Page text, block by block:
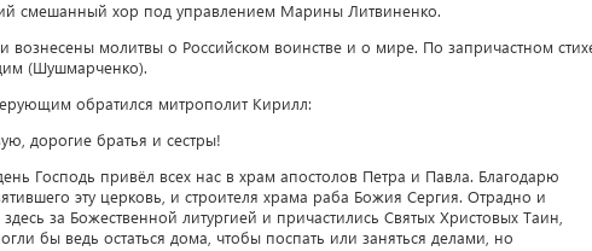
смешанный хор под управлением Марины Литвиненко.
вознесены молитвы о Российском воинстве и о мире. По запричастном
(Шушмарченко).
обратился митрополит Кирилл:
дорогие братья и сестры!
Господь привёл всех нас в храм апостолов Петра и Павла. Благодарю
эту церковь, и строителя храма раба Божия Сергия. Отрадно и
за Божественной литургией и причастились Святых Христовых Таин,
бы ведь остаться дома, чтобы поспать или заняться делами, но